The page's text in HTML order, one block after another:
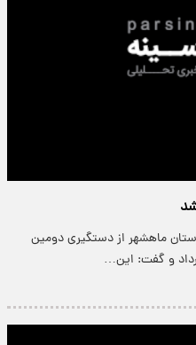
ماهشهر از دستگیری دومین
و گفت: این…